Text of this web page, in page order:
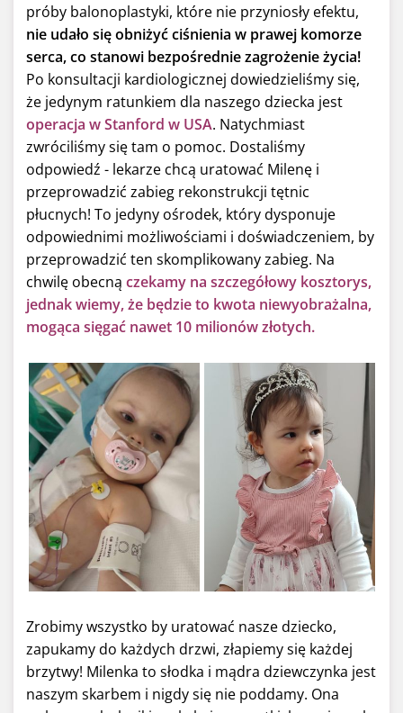
próby balonoplastyki, które nie przyniosły efektu,
nie udało się obniżyć ciśnienia w prawej komorze
serca, co stanowi bezpośrednie zagrożenie życia!
Po konsultacji kardiologicznej dowiedzieliśmy się,
że jedynym ratunkiem dla naszego dziecka jest
operacja w Stanford w USA. Natychmiast
zwróciliśmy się tam o pomoc. Dostaliśmy
odpowiedź - lekarze chcą uratować Milenę i
przeprowadzić zabieg rekonstrukcji tętnic
płucnych! To jedyny ośrodek, który dysponuje
odpowiednimi możliwościami i doświadczeniem, by
przeprowadzić ten skomplikowany zabieg. Na
chwilę obecną czekamy na szczegółowy kosztorys,
jednak wiemy, że będzie to kwota niewyobrażalna,
mogąca sięgać nawet 10 milionów złotych.
Zrobimy wszystko by uratować nasze dziecko,
zapukamy do każdych drzwi, złapiemy się każdej
brzytwy! Milenka to słodka i mądra dziewczynka jest
naszym skarbem i nigdy się nie poddamy. Ona